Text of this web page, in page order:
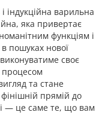
індукційна варильна
яка привертає
функціям і
пошуках нової
своє
та стане
прямій до
— це саме те, що вам